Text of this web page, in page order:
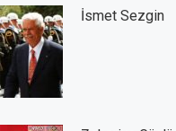
İsmet Sezgin